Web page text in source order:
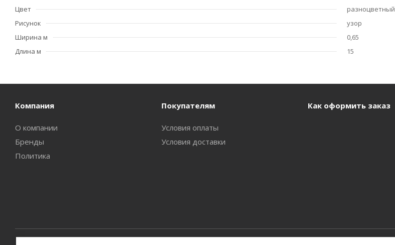
Цвет
разноцветный
Рисунок
узор
Ширина м
0,65
Длина м
15
Компания
О компании
Бренды
Политика
Покупателям
Условия оплаты
Условия доставки
Как оформить заказ